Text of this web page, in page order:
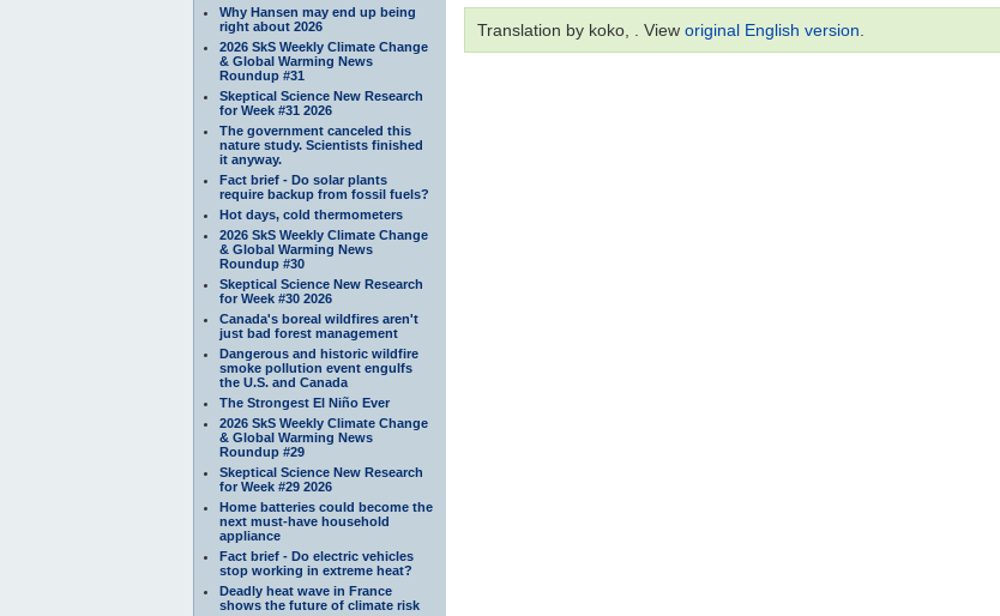
Why Hansen may end up being
right about 2026
2026 SkS Weekly Climate Change
& Global Warming News
Roundup #31
Skeptical Science New Research
for Week #31 2026
The government canceled this
nature study. Scientists finished
it anyway.
Fact brief - Do solar plants
require backup from fossil fuels?
Hot days, cold thermometers
2026 SkS Weekly Climate Change
& Global Warming News
Roundup #30
Skeptical Science New Research
for Week #30 2026
Canada's boreal wildfires aren't
just bad forest management
Dangerous and historic wildfire
smoke pollution event engulfs
the U.S. and Canada
The Strongest El Niño Ever
2026 SkS Weekly Climate Change
& Global Warming News
Roundup #29
Skeptical Science New Research
for Week #29 2026
Home batteries could become the
next must-have household
appliance
Fact brief - Do electric vehicles
stop working in extreme heat?
Deadly heat wave in France
shows the future of climate risk
Translation by koko, . View original English version